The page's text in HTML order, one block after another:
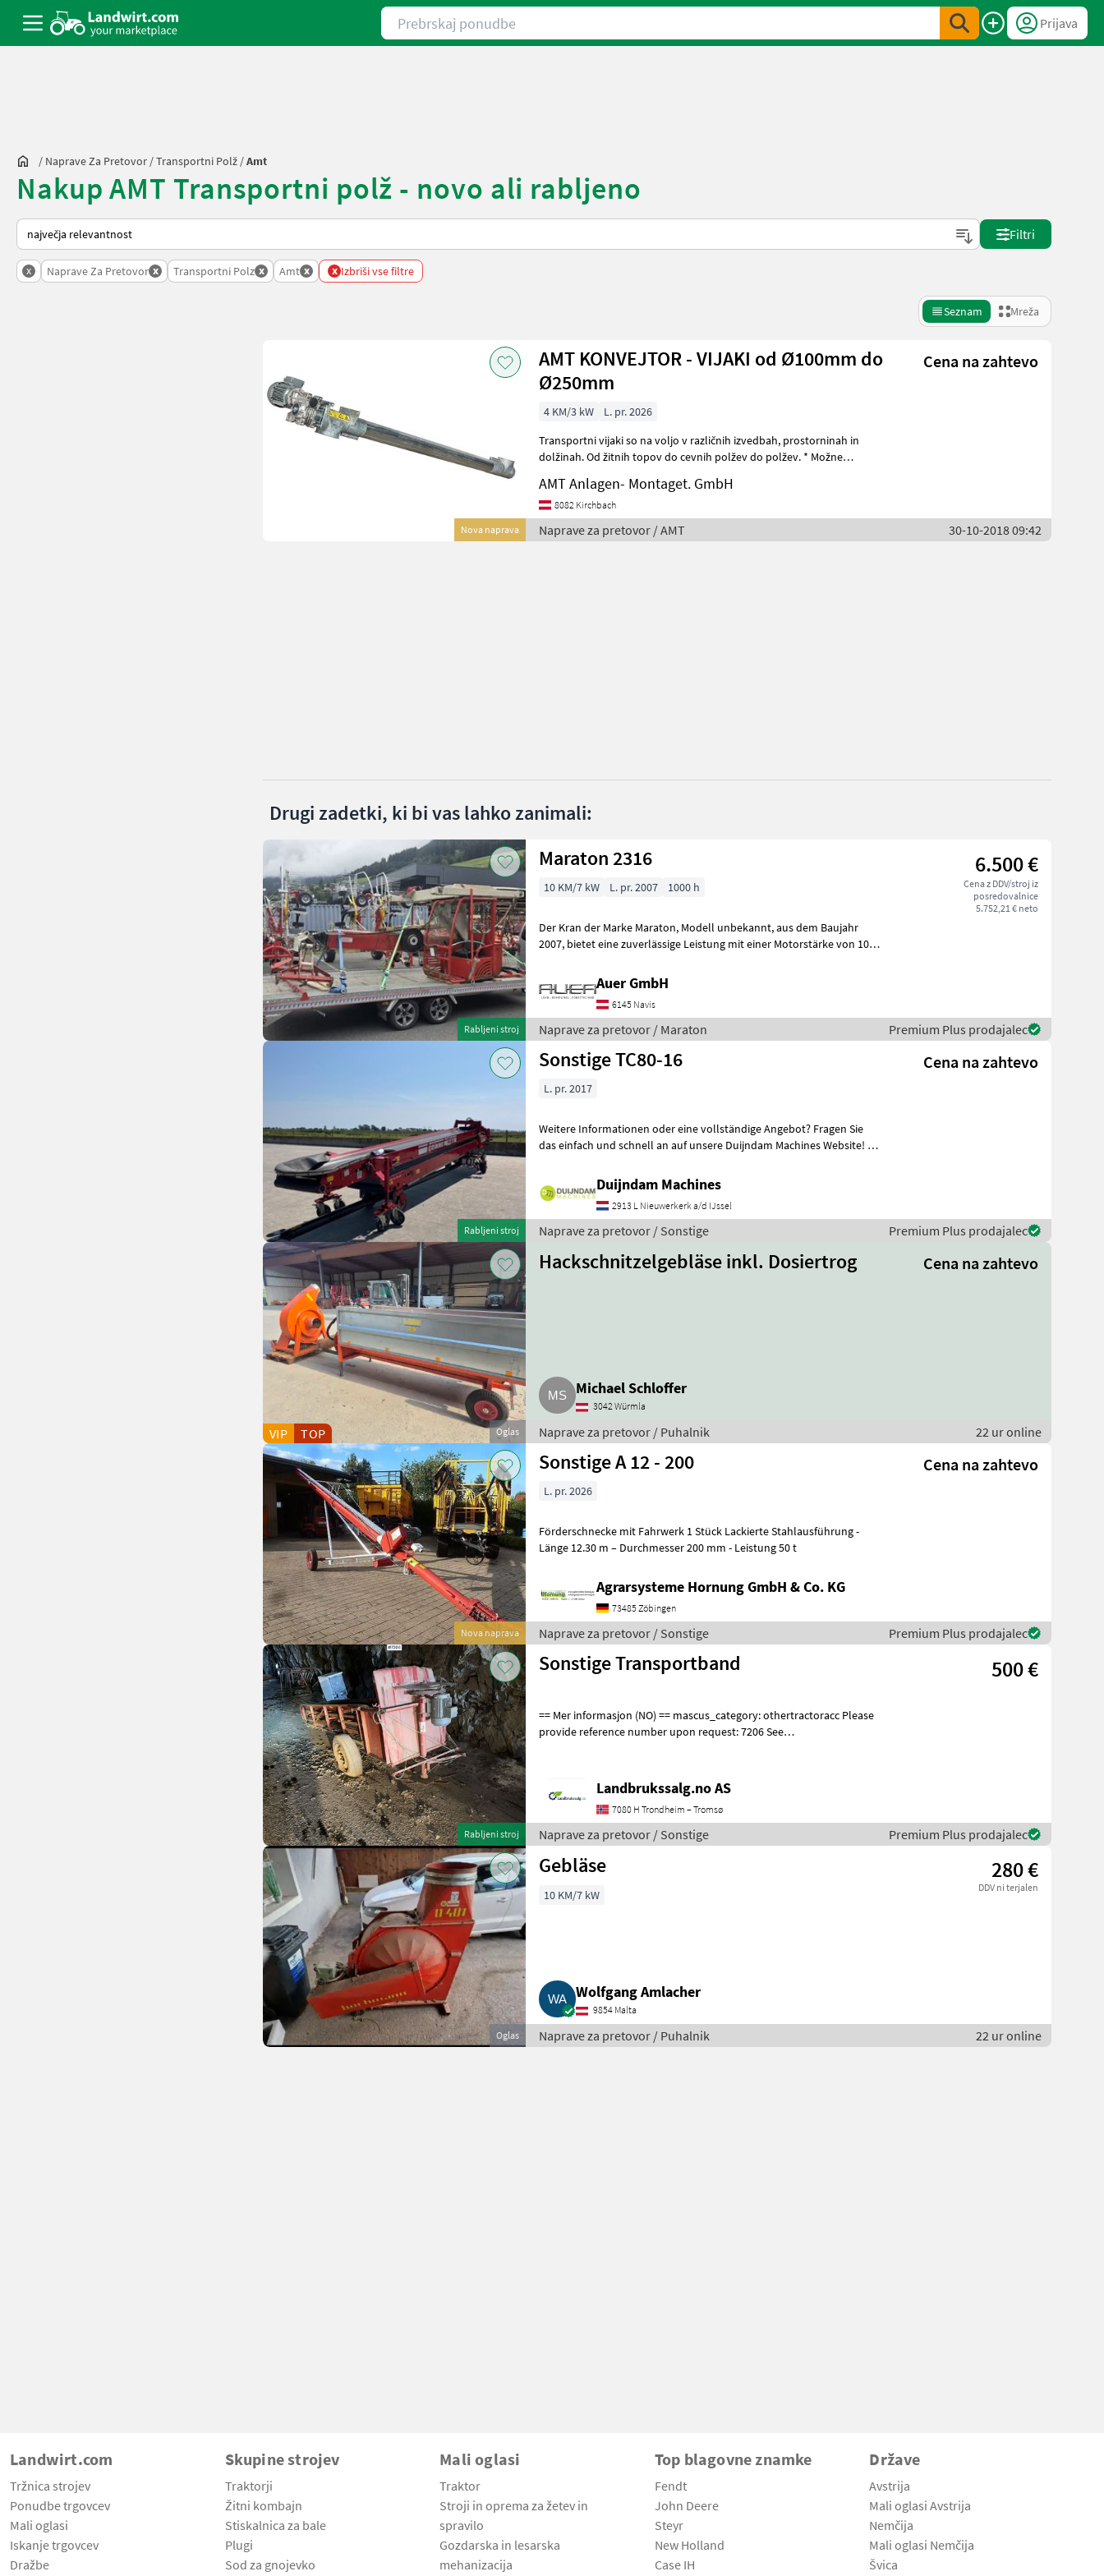
Prebrskaj ponudbe
Prijava
/ Naprave Za Pretovor /Transportni Polž /Amt
Nakup AMT Transportni polž - novo ali rabljeno
Tako je razvrščeno na Landwirt.com
Filtri
x Naprave Za Pretovor x Transportni Polz x Amt x x Izbriši vse filtre
Seznam Mreža
Nova naprava
AMT KONVEJTOR - VIJAKI od Ø100mm do
Ø250mm
Cena na zahtevo
4 KM/3 kW
L. pr. 2026
Transportni vijaki so na voljo v različnih izvedbah, prostorninah in
dolžinah. Od žitnih topov do cevnih polžev do polžev. * Možne
AMT Anlagen- Montaget. GmbH
8082 Kirchbach
Naprave za pretovor / AMT 30-10-2018 09:42
Drugi zadetki, ki bi vas lahko zanimali:
Rabljeni stroj
Maraton 2316 6.500 €
Cena z DDV/stroj iz
posredovalnice
5.752,21 € neto
10 KM/7 kW L. pr. 2007 1000 h
Der Kran der Marke Maraton, Modell unbekannt, aus dem Baujahr
2007, bietet eine zuverlässige Leistung mit einer Motorstärke von 10
Auer GmbH
6145 Navis
Naprave za pretovor / Maraton Premium Plus prodajalec
Rabljeni stroj
Sonstige TC80-16 Cena na zahtevo
L. pr. 2017
Weitere Informationen oder eine vollständige Angebot? Fragen Sie
das einfach und schnell an auf unsere Duijndam Machines Website! Sie
Duijndam Machines
2913 L Nieuwerkerk a/d IJssel
Naprave za pretovor / Sonstige Premium Plus prodajalec
Oglas
VIP TOP
Hackschnitzelgebläse inkl. Dosiertrog Cena na zahtevo
Michael Schloffer
3042 Würmla
Naprave za pretovor / Puhalnik 22 ur online
Nova naprava
Sonstige A 12 - 200 Cena na zahtevo
L. pr. 2026
Förderschnecke mit Fahrwerk 1 Stück Lackierte Stahlausführung -
Länge 12.30 m – Durchmesser 200 mm - Leistung 50 t
Agrarsysteme Hornung GmbH & Co. KG
73485 Zöbingen
Naprave za pretovor / Sonstige Premium Plus prodajalec
Rabljeni stroj
Sonstige Transportband 500 €
== Mer informasjon (NO) == mascus_category: othertractoracc Please
provide reference number upon request: 7206 See
Landbrukssalg.no AS
7080 H Trondheim – Tromsø
Naprave za pretovor / Sonstige Premium Plus prodajalec
Oglas
Gebläse 280 €
DDV ni terjalen
10 KM/7 kW
Wolfgang Amlacher
9854 Malta
Naprave za pretovor / Puhalnik 22 ur online
Landwirt.com
Tržnica strojev
Ponudbe trgovcev
Mali oglasi
Iskanje trgovcev
Dražbe
Skupine strojev
Traktorji
Žitni kombajn
Stiskalnica za bale
Plugi
Sod za gnojevko
Mali oglasi
Traktor
Stroji in oprema za žetev in
spravilo
Gozdarska in lesarska
mehanizacija
Top blagovne znamke
Fendt
John Deere
Steyr
New Holland
Case IH
Države
Avstrija
Mali oglasi Avstrija
Nemčija
Mali oglasi Nemčija
Švica